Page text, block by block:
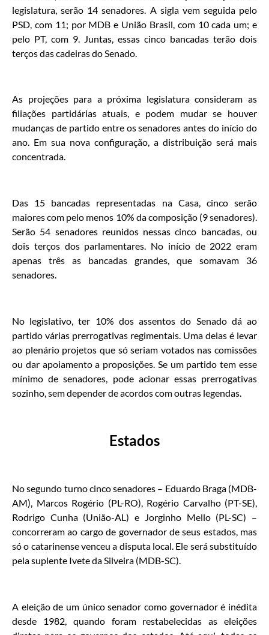
legislatura, serão 14 senadores. A sigla vem seguida pelo
PSD, com 11; por MDB e União Brasil, com 10 cada um; e
pelo PT, com 9. Juntas, essas cinco bancadas terão dois
terços das cadeiras do Senado.
As projeções para a próxima legislatura consideram as
filiações partidárias atuais, e podem mudar se houver
mudanças de partido entre os senadores antes do início do
ano. Em sua nova configuração, a distribuição será mais
concentrada.
Das 15 bancadas representadas na Casa, cinco serão
maiores com pelo menos 10% da composição (9 senadores).
Serão 54 senadores reunidos nessas cinco bancadas, ou
dois terços dos parlamentares. No início de 2022 eram
apenas três as bancadas grandes, que somavam 36
senadores.
No legislativo, ter 10% dos assentos do Senado dá ao
partido várias prerrogativas regimentais. Uma delas é levar
ao plenário projetos que só seriam votados nas comissões
ou dar apoiamento a proposições. Se um partido tem esse
mínimo de senadores, pode acionar essas prerrogativas
sozinho, sem depender de acordos com outras legendas.
Estados
No segundo turno cinco senadores – Eduardo Braga (MDB-
AM), Marcos Rogério (PL-RO), Rogério Carvalho (PT-SE),
Rodrigo Cunha (União-AL) e Jorginho Mello (PL-SC) –
concorreram ao cargo de governador de seus estados, mas
só o catarinense venceu a disputa local. Ele será substituído
pela suplente Ivete da Silveira (MDB-SC).
A eleição de um único senador como governador é inédita
desde 1982, quando foram restabelecidas as eleições